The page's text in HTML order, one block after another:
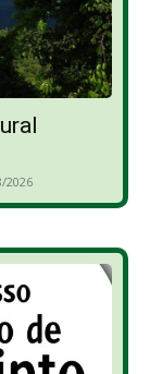
2026